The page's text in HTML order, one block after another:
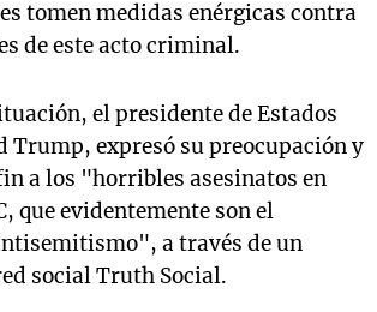
tomen medidas enérgicas contra
de este acto criminal.
el presidente de Estados
Trump, expresó su preocupación y
a los "horribles asesinatos en
que evidentemente son el
a través de un
social Truth Social.